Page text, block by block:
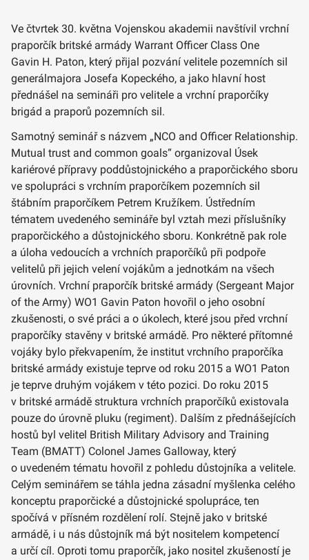
Ve čtvrtek 30. května Vojenskou akademii navštívil vrchní
praporčík britské armády Warrant Officer Class One
Gavin H. Paton, který přijal pozvání velitele pozemních sil
generálmajora Josefa Kopeckého, a jako hlavní host
přednášel na semináři pro velitele a vrchní praporčíky
brigád a praporů pozemních sil.
Samotný seminář s názvem „NCO and Officer Relationship.
Mutual trust and common goals“ organizoval Úsek
kariérové přípravy poddůstojnického a praporčického sboru
ve spolupráci s vrchním praporčíkem pozemních sil
štábním praporčíkem Petrem Kružíkem. Ústředním
tématem uvedeného semináře byl vztah mezi příslušníky
praporčického a důstojnického sboru. Konkrétně pak role
a úloha vedoucích a vrchních praporčíků při podpoře
velitelů při jejich velení vojákům a jednotkám na všech
úrovních. Vrchní praporčík britské armády (Sergeant Major
of the Army) WO1 Gavin Paton hovořil o jeho osobní
zkušenosti, o své práci a o úkolech, které jsou před vrchní
praporčíky stavěny v britské armádě. Pro některé přítomné
vojáky bylo překvapením, že institut vrchního praporčíka
britské armády existuje teprve od roku 2015 a WO1 Paton
je teprve druhým vojákem v této pozici. Do roku 2015
v britské armádě struktura vrchních praporčíků existovala
pouze do úrovně pluku (regiment). Dalším z přednášejících
hostů byl velitel British Military Advisory and Training
Team (BMATT) Colonel James Galloway, který
o uvedeném tématu hovořil z pohledu důstojníka a velitele.
Celým seminářem se táhla jedna zásadní myšlenka celého
konceptu praporčické a důstojnické spolupráce, ten
spočívá v přísném rozdělení rolí. Stejně jako v britské
armádě, i u nás důstojník má být nositelem kompetencí
a určí cíl. Oproti tomu praporčík, jako nositel zkušeností je